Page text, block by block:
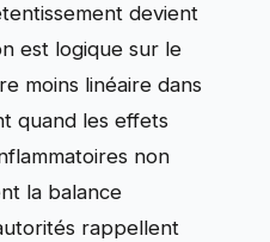
devient
est logique sur le
moins linéaire dans
quand les effets
non
la balance
rappellent